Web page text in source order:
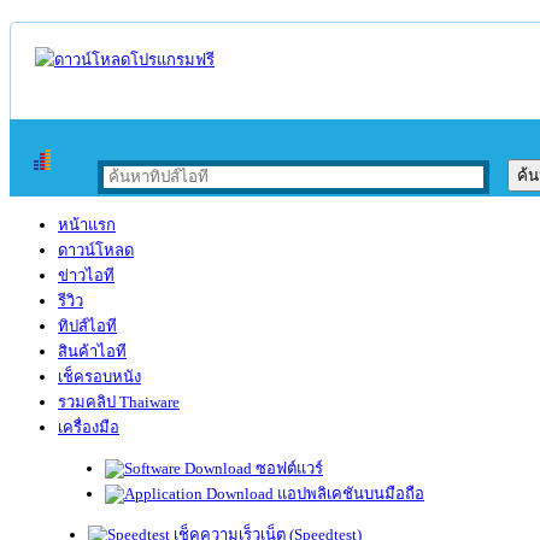
หน้าแรก
ดาวน์โหลด
ข่าวไอที
รีวิว
ทิปส์ไอที
สินค้าไอที
เช็ครอบหนัง
รวมคลิป Thaiware
เครื่องมือ
ซอฟต์แวร์
แอปพลิเคชันบนมือถือ
เช็คความเร็วเน็ต (Speedtest)